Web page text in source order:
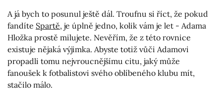
A já bych to posunul ještě dál. Troufnu si říct, že pokud
fandíte Spartě, je úplně jedno, kolik vám je let - Adama
Hložka prostě milujete. Nevěřím, že z této rovnice
existuje nějaká výjimka. Abyste totiž vůči Adamovi
propadli tomu nejvroucnějšímu citu, jaký může
fanoušek k fotbalistovi svého oblíbeného klubu mít,
stačilo málo.